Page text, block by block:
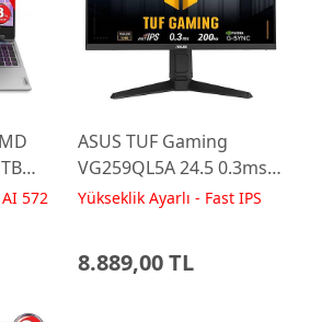
AI 572
ASUS TUF Gaming
VG259QL5A 24.5 0.3ms
200Hz Fast IPS Yükseklik
Yükseklik Ayarlı - Fast IPS
8.889,00 TL